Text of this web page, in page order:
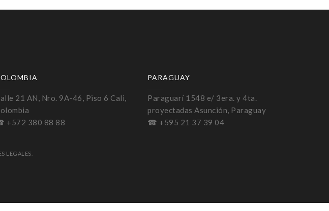
21 AN, Nro. 9A-46, Piso 6 Cali,
+572 380 88 88
PARAGUAY
Paraguarí 1548 e/ 3era. y 4ta.
proyectadas Asunción, Paraguay
☎ +595 21 37 39 04
LEGALES